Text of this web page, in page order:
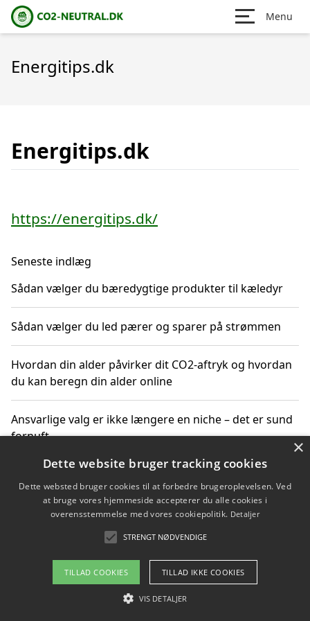
Menu
Energitips.dk
Energitips.dk
https://energitips.dk/
Seneste indlæg
Sådan vælger du bæredygtige produkter til kæledyr
Sådan vælger du led pærer og sparer på strømmen
Hvordan din alder påvirker dit CO2-aftryk og hvordan
du kan beregn din alder online
Ansvarlige valg er ikke længere en niche – det er sund
fornuft
Sådan kan du handle bæredygtigt og bestil med
faktura
Om / kontakt
Blog Betingelser
×
Dette website bruger tracking cookies
Dette websted bruger cookies til at forbedre brugeroplevelsen. Ved
at bruge vores hjemmeside accepterer du alle cookies i
overensstemmelse med vores cookiepolitik. Detaljer
STRENGT NØDVENDIGE
TILLAD COOKIES TILLAD IKKE COOKIES
VIS DETALJER